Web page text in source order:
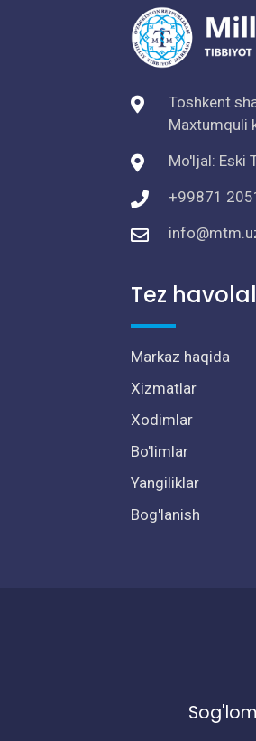
Toshkent
Maxtumquli
Mo'ljal: Eski
+99871
Tez
Markaz haqida
Xizmatlar
Xodimlar
Bo'limlar
Yangiliklar
Bog'lanish